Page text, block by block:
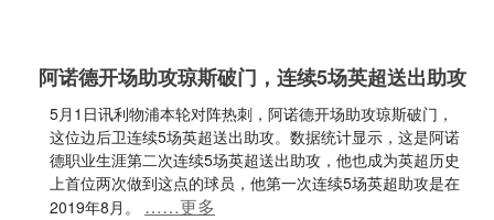
阿诺德开场助攻琼斯破门，连续5场英超送出助攻
5月1日讯利物浦本轮对阵热刺，阿诺德开场助攻琼斯破门，
这位边后卫连续5场英超送出助攻。数据统计显示，这是阿诺
德职业生涯第二次连续5场英超送出助攻，他也成为英超历史
上首位两次做到这点的球员，他第一次连续5场英超助攻是在
2019年8月。 ……更多